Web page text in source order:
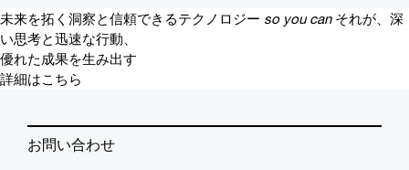
未来を拓く洞察と信頼できるテクノロジー so you can それが、深
い思考と迅速な行動、
優れた成果を生み出す
詳細はこちら
お問い合わせ